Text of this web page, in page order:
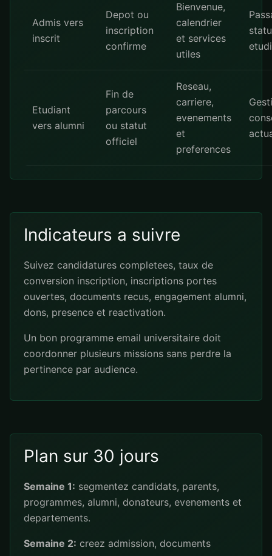
Admis vers
inscrit
Depot ou
inscription
confirme
Bienvenue,
calendrier
et services
utiles
Etudiant
vers alumni
Fin de
parcours
ou statut
officiel
Reseau,
carriere,
evenements
et
preferences
Indicateurs a suivre
Suivez candidatures completees, taux de
conversion inscription, inscriptions portes
ouvertes, documents recus, engagement alumni,
dons, presence et reactivation.
Un bon programme email universitaire doit
coordonner plusieurs missions sans perdre la
pertinence par audience.
Plan sur 30 jours
Semaine 1: segmentez candidats, parents,
programmes, alumni, donateurs, evenements et
departements.
Semaine 2: creez admission, documents